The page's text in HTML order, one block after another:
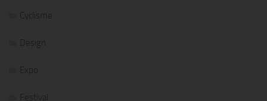
Cyclisme
Design
Expo
Festival